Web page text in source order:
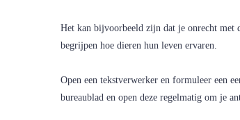
Het kan bijvoorbeeld zijn dat je onrecht met
begrijpen hoe dieren hun leven ervaren.
Open een tekstverwerker en formuleer een
bureaublad en open deze regelmatig om je